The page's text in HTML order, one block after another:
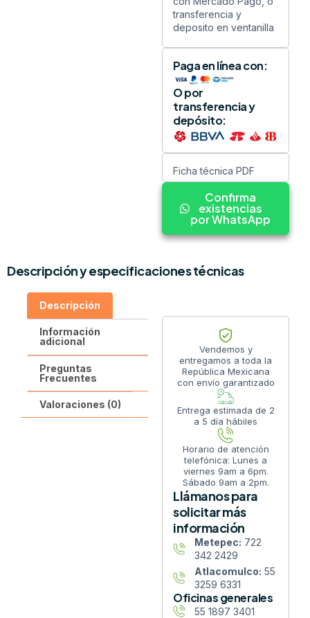
transferencia y
deposito en ventanilla
Paga en línea con:
O por
transferencia y
depósito:
Ficha técnica PDF
Confirma
existencias
por WhatsApp
Descripción y especificaciones técnicas
Descripción
Información
adicional
Preguntas
Frecuentes
Valoraciones (0)
Vendemos y
entregamos a toda la
República Mexicana
con envío garantizado
Entrega estimada de 2
a 5 día hábiles
Horario de atención
telefónica: Lunes a
viernes 9am a 6pm.
Sábado 9am a 2pm.
Llámanos para
solicitar más
información
Metepec: 722
342 2429
Atlacomulco: 55
3259 6331
Oficinas generales
55 1897 3401